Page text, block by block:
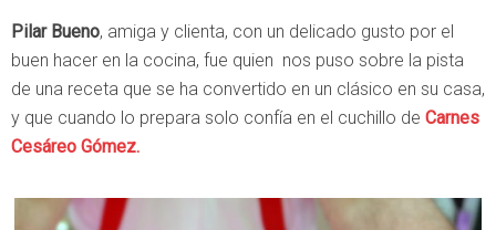
Pilar Bueno, amiga y clienta, con un delicado gusto por el
buen hacer en la cocina, fue quien nos puso sobre la pista
de una receta que se ha convertido en un clásico en su casa,
y que cuando lo prepara solo confía en el cuchillo de Carnes
Cesáreo Gómez.